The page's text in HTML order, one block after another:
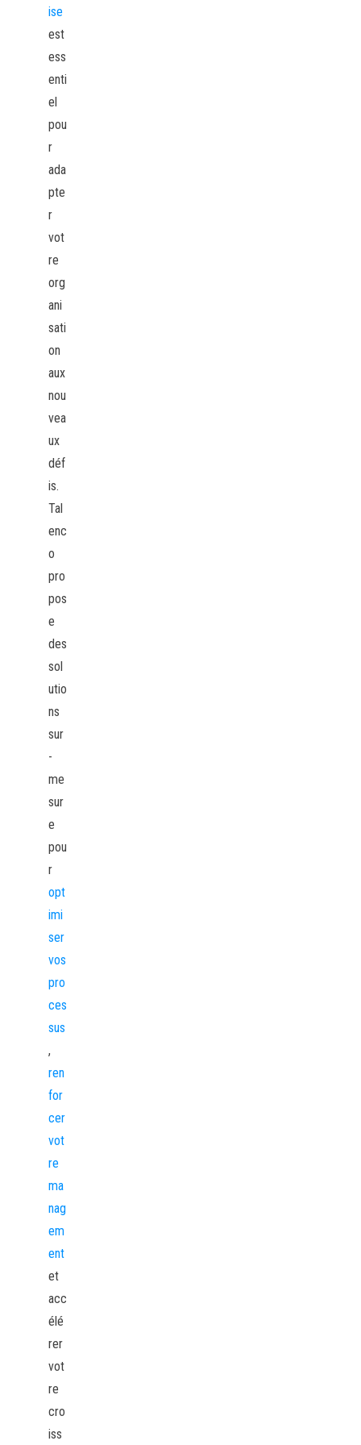
ise
est
ess
enti
el
pou
r
ada
pte
r
vot
re
org
ani
sati
on
aux
nou
vea
ux
déf
is.
Tal
enc
o
pro
pos
e
des
sol
utio
ns
sur
-
me
sur
e
pou
r
opt
imi
ser
vos
pro
ces
sus
,
ren
for
cer
vot
re
ma
nag
em
ent
et
acc
élé
rer
vot
re
cro
iss